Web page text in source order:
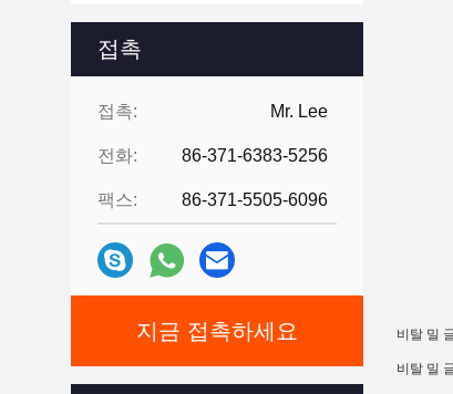
접촉
접촉: Mr. Lee
전화: 86-371-6383-5256
팩스: 86-371-5505-6096
지금 접촉하세요 비탈 밀
비탈 밀